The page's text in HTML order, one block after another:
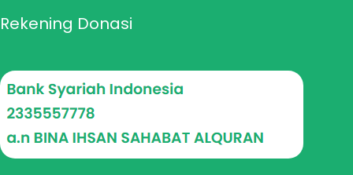
Rekening Donasi